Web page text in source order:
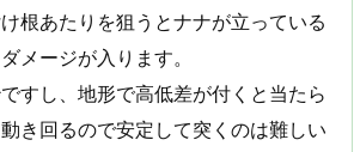
根あたりを狙うとナナが立っている
メージが入ります。
すし、地形で高低差が付くと当たら
き回るので安定して突くのは難しい